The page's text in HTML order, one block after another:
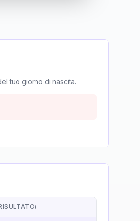
tuo giorno di nascita.